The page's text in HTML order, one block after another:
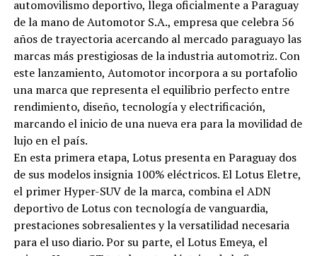
automovilismo deportivo, llega oficialmente a Paraguay
de la mano de Automotor S.A., empresa que celebra 56
años de trayectoria acercando al mercado paraguayo las
marcas más prestigiosas de la industria automotriz. Con
este lanzamiento, Automotor incorpora a su portafolio
una marca que representa el equilibrio perfecto entre
rendimiento, diseño, tecnología y electrificación,
marcando el inicio de una nueva era para la movilidad de
lujo en el país.
En esta primera etapa, Lotus presenta en Paraguay dos
de sus modelos insignia 100% eléctricos. El Lotus Eletre,
el primer Hyper-SUV de la marca, combina el ADN
deportivo de Lotus con tecnología de vanguardia,
prestaciones sobresalientes y la versatilidad necesaria
para el uso diario. Por su parte, el Lotus Emeya, el